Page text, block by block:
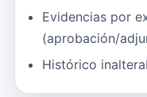
Evidencias por
(aprobación/
Histórico